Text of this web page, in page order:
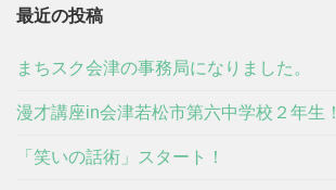
最近の投稿
まちスク会津の事務局になりました。
漫才講座in会津若松市第六中学校２年生！
「笑いの話術」スタート！